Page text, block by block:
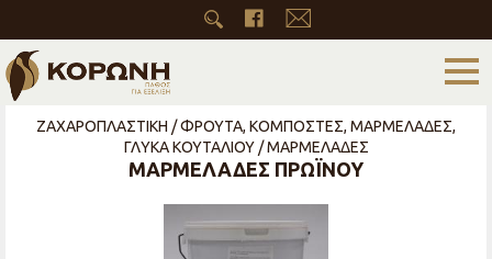
ΖΑΧΑΡΟΠΛΑΣΤΙΚΗ / ΦΡΟΥΤΑ, ΚΟΜΠΟΣΤΕΣ, ΜΑΡΜΕΛΑΔΕΣ,
ΓΛΥΚΑ ΚΟΥΤΑΛΙΟΥ / ΜΑΡΜΕΛΑΔΕΣ
ΜΑΡΜΕΛΑΔΕΣ ΠΡΩΪΝΟΥ